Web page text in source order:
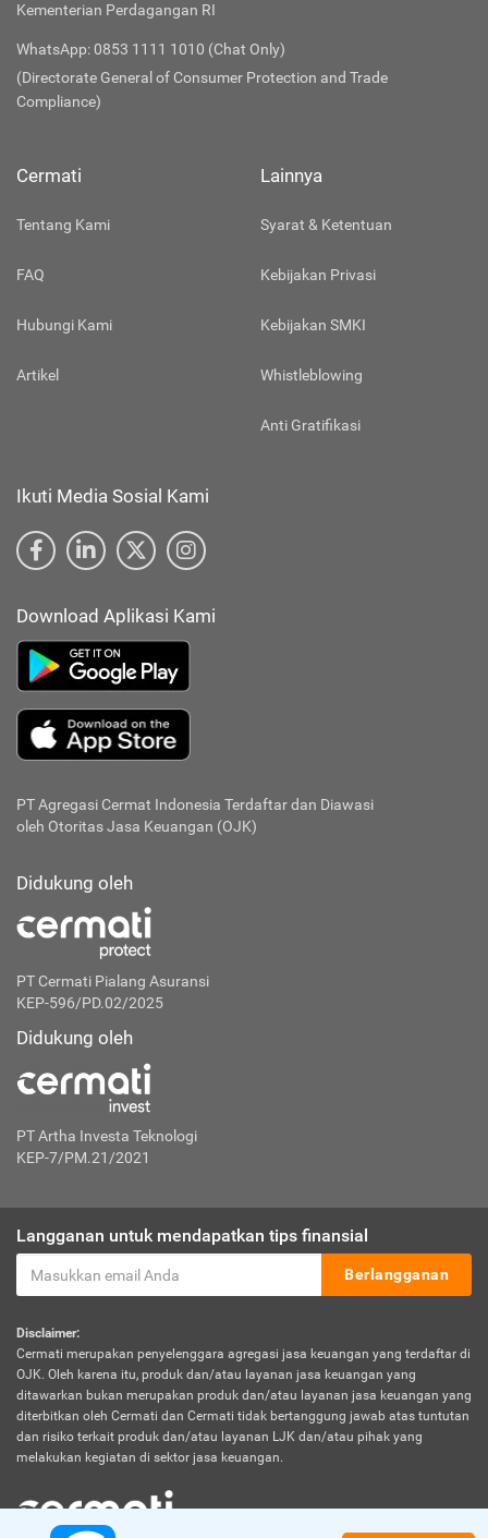
Kementerian Perdagangan RI
WhatsApp: 0853 1111 1010 (Chat Only)
(Directorate General of Consumer Protection and Trade
Compliance)
Cermati
Tentang Kami
FAQ
Hubungi Kami
Artikel
Lainnya
Syarat & Ketentuan
Kebijakan Privasi
Kebijakan SMKI
Whistleblowing
Anti Gratifikasi
Ikuti Media Sosial Kami
Download Aplikasi Kami
PT Agregasi Cermat Indonesia Terdaftar dan Diawasi
oleh Otoritas Jasa Keuangan (OJK)
Didukung oleh
PT Cermati Pialang Asuransi
KEP-596/PD.02/2025
Didukung oleh
PT Artha Investa Teknologi
KEP-7/PM.21/2021
Langganan untuk mendapatkan tips finansial
Berlangganan
Disclaimer:
Cermati merupakan penyelenggara agregasi jasa keuangan yang terdaftar di
OJK. Oleh karena itu, produk dan/atau layanan jasa keuangan yang
ditawarkan bukan merupakan produk dan/atau layanan jasa keuangan yang
diterbitkan oleh Cermati dan Cermati tidak bertanggung jawab atas tuntutan
dan risiko terkait produk dan/atau layanan LJK dan/atau pihak yang
melakukan kegiatan di sektor jasa keuangan.